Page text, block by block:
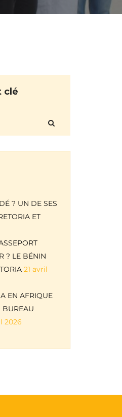
clé
? UN DE SES
ET
? LE BÉNIN
21 avril
EN AFRIQUE
2026